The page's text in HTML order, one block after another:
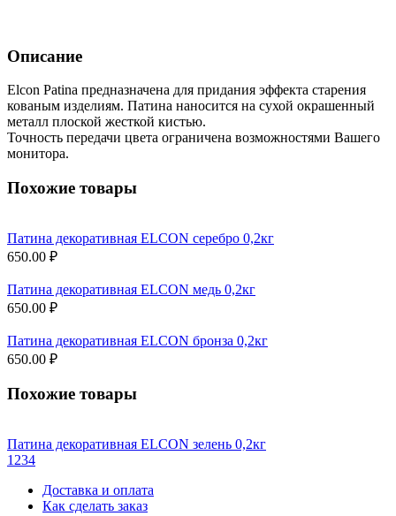
Описание
Elcon Patina предназначена для придания эффекта старения
кованым изделиям. Патина наносится на сухой окрашенный
металл плоской жесткой кистью.
Точность передачи цвета ограничена возможностями Вашего
монитора.
Похожие товары
Патина декоративная ELCON серебро 0,2кг
650.00 ₽
Патина декоративная ELCON медь 0,2кг
650.00 ₽
Патина декоративная ELCON бронза 0,2кг
650.00 ₽
Похожие товары
Патина декоративная ELCON зелень 0,2кг
1 234
Доставка и оплата
Как сделать заказ